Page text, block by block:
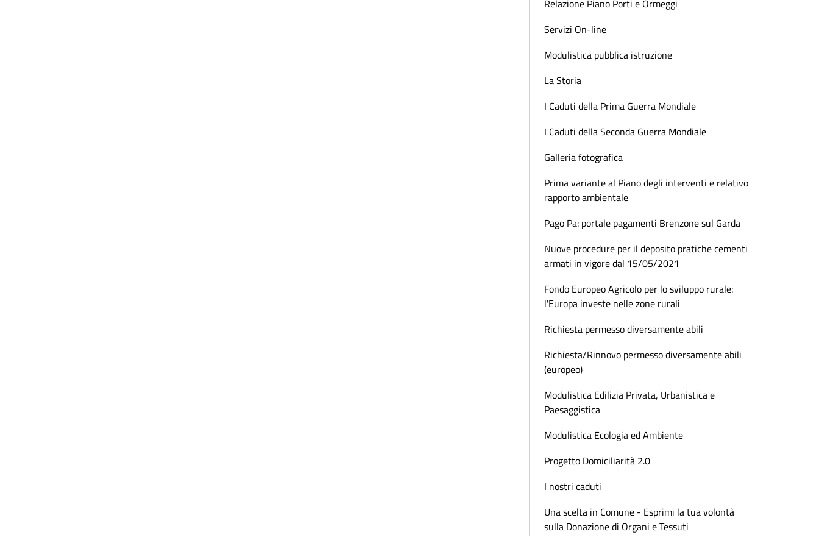
Relazione Piano Porti e Ormeggi
Servizi On-line
Modulistica pubblica istruzione
La Storia
I Caduti della Prima Guerra Mondiale
I Caduti della Seconda Guerra Mondiale
Galleria fotografica
Prima variante al Piano degli interventi e relativo
rapporto ambientale
Pago Pa: portale pagamenti Brenzone sul Garda
Nuove procedure per il deposito pratiche cementi
armati in vigore dal 15/05/2021
Fondo Europeo Agricolo per lo sviluppo rurale:
l'Europa investe nelle zone rurali
Richiesta permesso diversamente abili
Richiesta/Rinnovo permesso diversamente abili
(europeo)
Modulistica Edilizia Privata, Urbanistica e
Paesaggistica
Modulistica Ecologia ed Ambiente
Progetto Domiciliarità 2.0
I nostri caduti
Una scelta in Comune - Esprimi la tua volontà
sulla Donazione di Organi e Tessuti